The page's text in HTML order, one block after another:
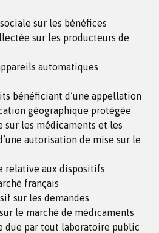
sur les bénéfices
sur les producteurs de
automatiques
bénéficiant d’une appellation
géographique protégée
sur les médicaments et les
autorisation de mise sur le
relative aux dispositifs
français
sur les demandes
le marché de médicaments
due par tout laboratoire public